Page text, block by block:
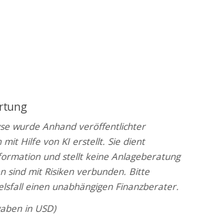
wurde Anhand veröffentlichter
Hilfe von KI erstellt. Sie dient
und stellt keine Anlageberatung
sind mit Risiken verbunden. Bitte
einen unabhängigen Finanzberater.
in USD)